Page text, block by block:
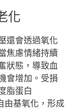
化
還會透過氧化
焦慮情緒持續
狀態，導致血
會增加。受損
脂蛋白
由基氧化，形成